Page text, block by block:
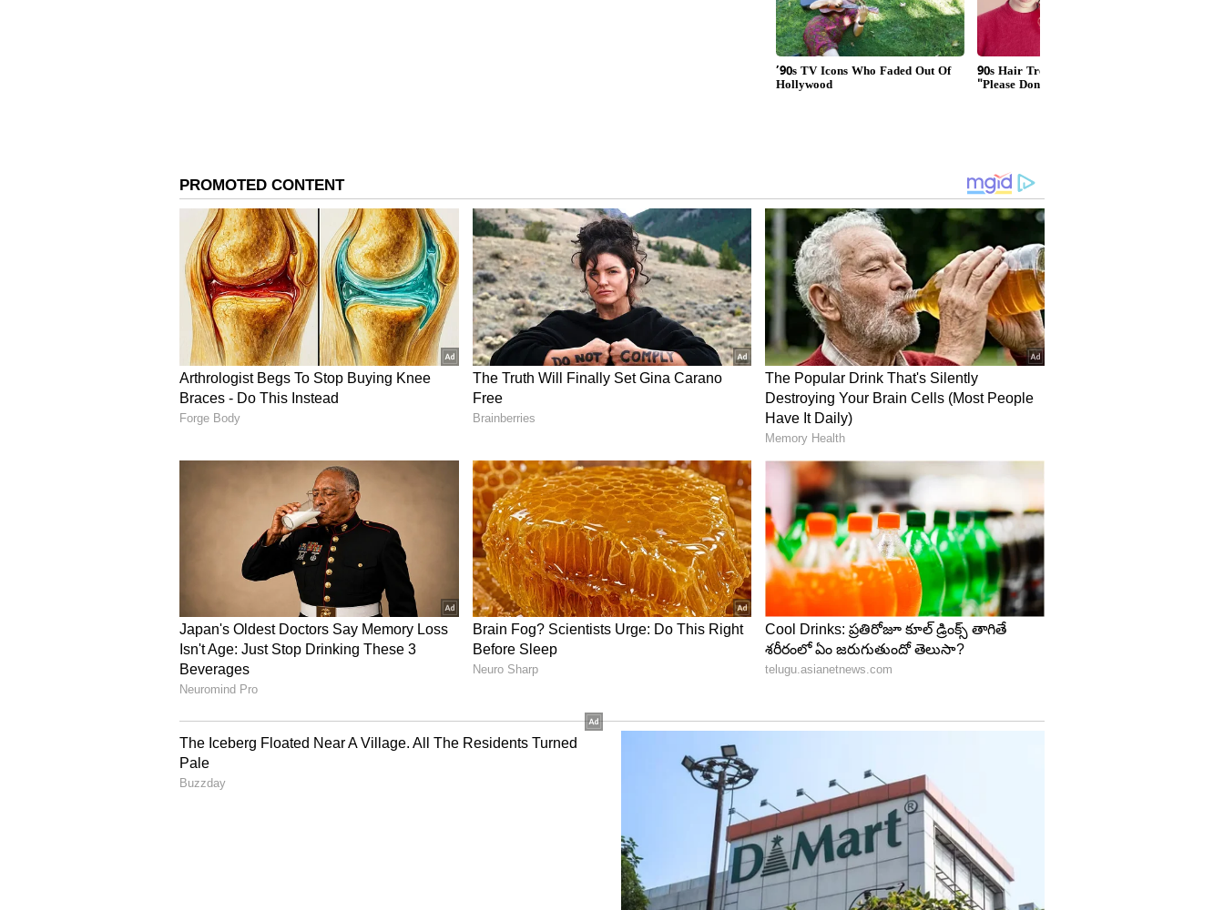
మధ్య భాగాల్లో నైరుతి గాలులు స్ట్రాంగ్‌గా విస్తరిస్తున్నాయి. దీనివల్ల ఉపరితల ఆవర్తనాలు ఏర్పడ్డాయి.
తమిళనాడు పక్కన, శ్రీలంక చుట్టూ ఒక బలమైన అల్పపీడనం ఏర్పడే సిగ్నల్స్ కనిపిస్తున్నాయి. అక్కడ
గంటకు 50 నుంచి 75 కిలోమీటర్ల వేగంతో ఈదురుగాలులు వీస్తున్నాయి. ఈ అల్పపీడనం గనుక ఒక షేప్‌కు
వస్తే, దీని ఎఫెక్ట్ వల్ల ఏపీ, తెలంగాణలో వర్షాలు నెక్స్ట్ లెవెల్‌లో ఉండబోతున్నాయి.